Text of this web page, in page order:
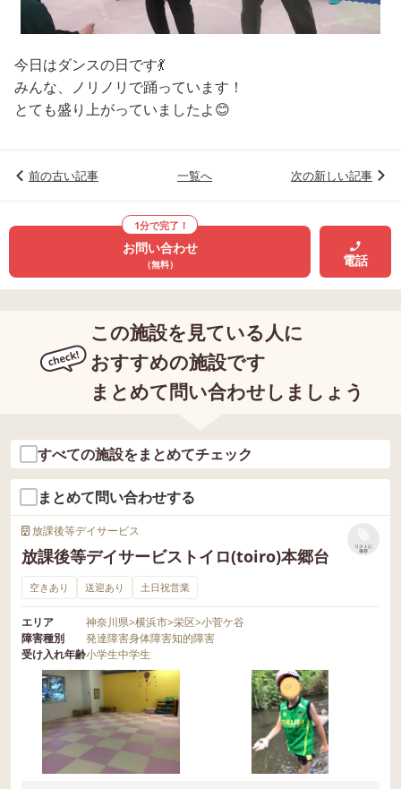
今日はダンスの日です💃
みんな、ノリノリで踊っています！
とても盛り上がっていましたよ😊
前の古い記事 一覧へ 次の新しい記事
1分で完了！
お問い合わせ
（無料） 電話
この施設を見ている人に
おすすめの施設です
まとめて問い合わせしましょう
すべての施設をまとめてチェック
まとめて問い合わせする
放課後等デイサービス
放課後等デイサービストイロ(toiro)本郷台
リストに
保存
空きあり 送迎あり 土日祝営業
エリア 神奈川県>横浜市>栄区>小菅ケ谷
障害種別
発達障害身体障害知的障害
受け入れ年齢小学生中学生